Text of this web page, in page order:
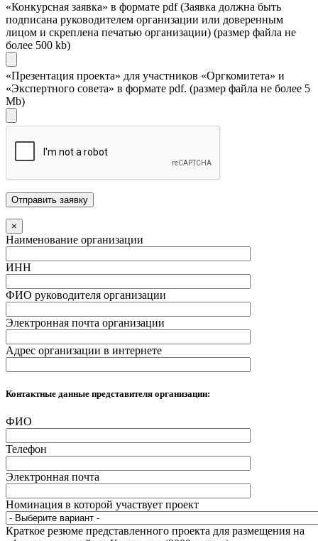
«Конкурсная заявка» в формате pdf (Заявка должна быть
подписана руководителем организации или доверенным
лицом и скреплена печатью организации) (размер файла не
более 500 kb)
«Презентация проекта» для участников «Оргкомитета» и
«Экспертного совета» в формате pdf. (размер файла не более 5
Mb)
×
Наименование организации
ИНН
ФИО руководителя организации
Электронная почта организации
Адрес организации в интернете
Контактные данные представителя организации:
ФИО
Телефон
Электронная почта
Номинация в которой участвует проект
Краткое резюме представленного проекта для размещения на